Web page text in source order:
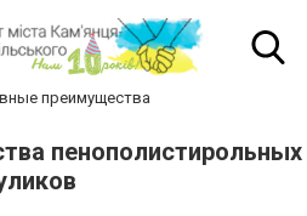
преимущества
пенополистирольных